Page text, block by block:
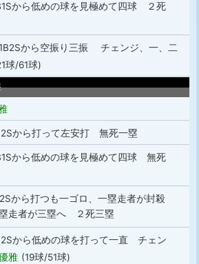
から低めの球を見極めて四球 ２死
から空振り三振 チェンジ、一、二
球/61球)
から打って左安打 無死一塁
から低めの球を見極めて四球 無死
から打つも一ゴロ、一塁走者が封殺
走者が三塁へ ２死三塁
から低めの球を打って一直 チェン
雅 (19球/51球)